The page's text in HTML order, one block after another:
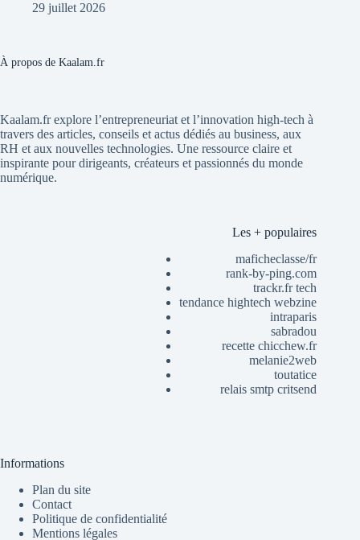
29 juillet 2026
À propos de Kaalam.fr
Kaalam.fr explore l’entrepreneuriat et l’innovation high-tech à
travers des articles, conseils et actus dédiés au business, aux
RH et aux nouvelles technologies. Une ressource claire et
inspirante pour dirigeants, créateurs et passionnés du monde
numérique.
Les + populaires
maficheclasse/fr
rank-by-ping.com
trackr.fr tech
tendance hightech webzine
intraparis
sabradou
recette chicchew.fr
melanie2web
toutatice
relais smtp critsend
Informations
Plan du site
Contact
Politique de confidentialité
Mentions légales